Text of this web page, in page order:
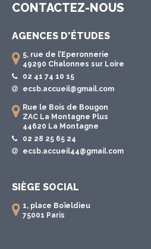
CONTACTEZ-NOUS
AGENCES D'ÉTUDES
5, rue de l’Eperonnerie
49290 Chalonnes sur Loire
02 41 74 10 15
ecsb.accueil@gmail.com
Rue le Bois de Bougon
ZAC La Montagne Plus
44620 La Montagne
02 28 25 65 24
ecsb.accueil44@gmail.com
SIÈGE SOCIAL
1, place Boïeldieu
75001 Paris